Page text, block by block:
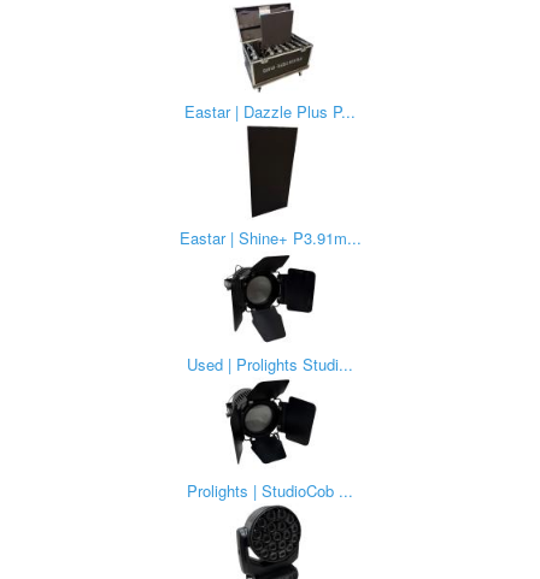
Eastar | Dazzle Plus P...
Eastar | Shine+ P3.91m...
Used | Prolights Studi...
Prolights | StudioCob ...